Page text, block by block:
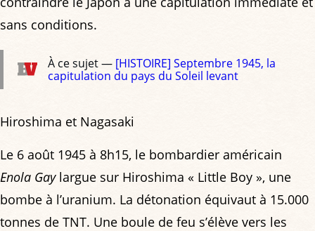
sans conditions.
À ce sujet — [HISTOIRE] Septembre 1945, la
capitulation du pays du Soleil levant
Hiroshima et Nagasaki
Le 6 août 1945 à 8h15, le bombardier américain
Enola Gaylargue sur Hiroshima « Little Boy », une
bombe à l’uranium. La détonation équivaut à 15.000
tonnes de TNT. Une boule de feu s’élève vers les